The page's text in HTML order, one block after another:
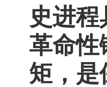
史进
革命性
矩，是